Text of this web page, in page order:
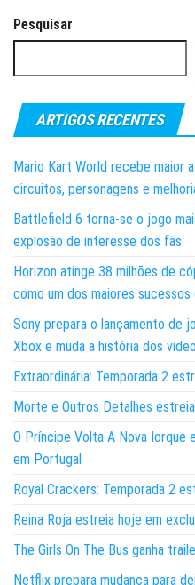
Pesquisar
ARTIGOS RECENTES
Mario Kart World recebe maior
circuitos, personagens e
Battlefield 6 torna-se o jogo
explosão de interesse dos fãs
Horizon atinge 38 milhões de
como um dos maiores
Sony prepara o lançamento de
Xbox e muda a história dos
Extraordinária: Temporada 2
Morte e Outros Detalhes
O Príncipe Volta A Nova Iorque
em Portugal
Royal Crackers: Temporada 2
Reina Roja estreia hoje em
The Girls On The Bus ganha
Netflix prepara mudança para